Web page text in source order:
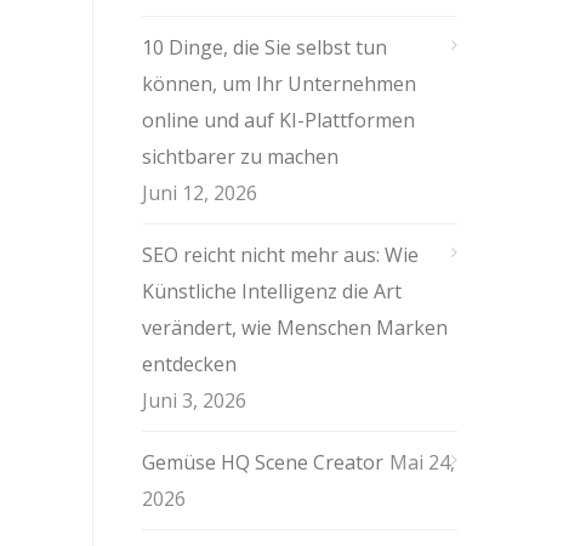
10 Dinge, die Sie selbst tun
können, um Ihr Unternehmen
online und auf KI-Plattformen
sichtbarer zu machen
Juni 12, 2026
SEO reicht nicht mehr aus: Wie
Künstliche Intelligenz die Art
verändert, wie Menschen Marken
entdecken
Juni 3, 2026
Gemüse HQ Scene Creator Mai 24,
2026